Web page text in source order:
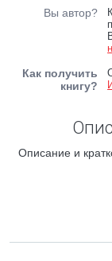
Вы автор?
Как получить
книгу?
Описание и